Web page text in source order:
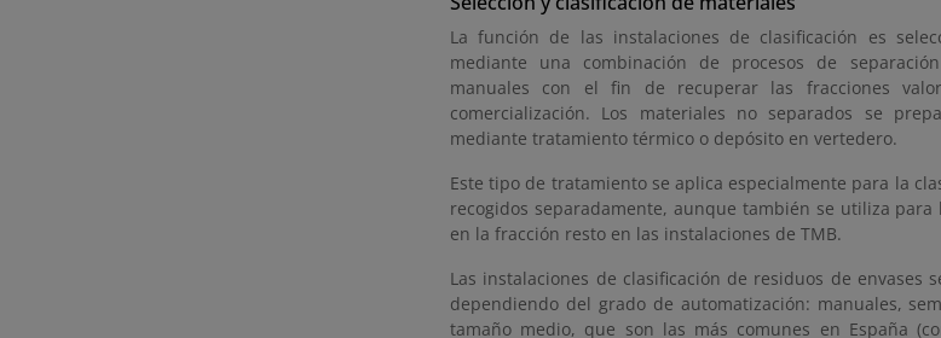
La función de las instalaciones de clasificación es
mediante una combinación de procesos de
manuales con el fin de recuperar las fracciones
comercialización. Los materiales no separados se
mediante tratamiento térmico o depósito en vertedero.
Este tipo de tratamiento se aplica especialmente para la
recogidos separadamente, aunque también se utiliza
en la fracción resto en las instalaciones de TMB.
Las instalaciones de clasificación de residuos de envases
dependiendo del grado de automatización: manuales,
tamaño medio, que son las más comunes en España